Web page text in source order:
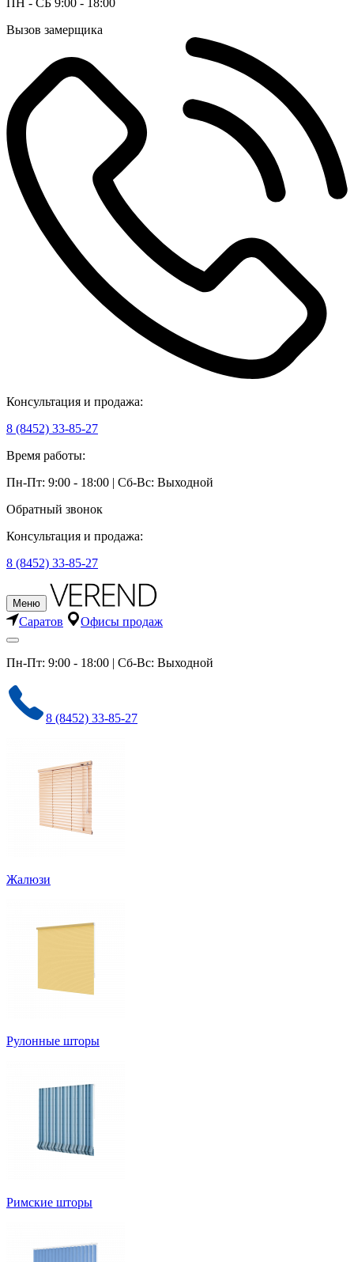
ПН - СБ 9:00 - 18:00
Вызов замерщика
Консультация и продажа:
8 (8452) 33-85-27
Время работы:
Пн-Пт: 9:00 - 18:00 | Сб-Вс: Выходной
Обратный звонок
Консультация и продажа:
8 (8452) 33-85-27
Меню
Саратов Офисы продаж
Пн-Пт: 9:00 - 18:00 | Сб-Вс: Выходной
8 (8452) 33-85-27
Жалюзи
Рулонные шторы
Римские шторы